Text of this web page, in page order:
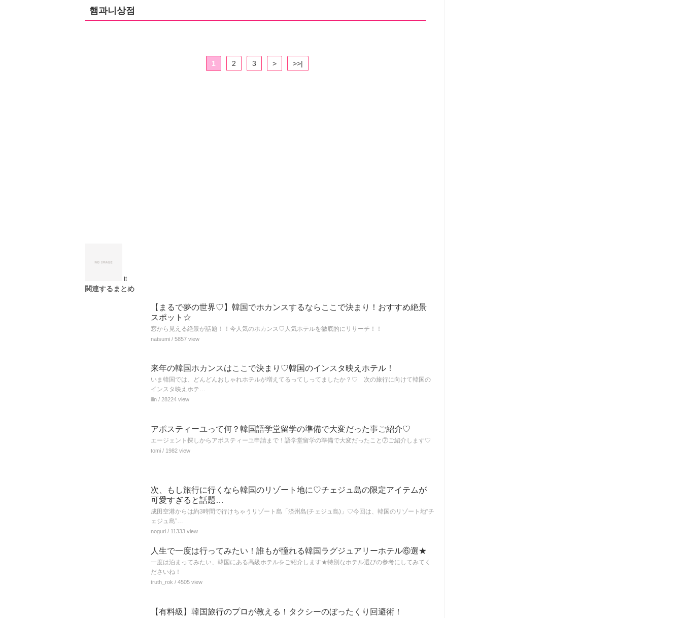
햄과니상점
1 2 3 > >>|
tt
関連するまとめ
【まるで夢の世界♡】韓国でホカンスするならここで決まり！おすすめ絶景
スポット☆
窓から見える絶景が話題！！今人気のホカンス♡人気ホテルを徹底的にリサーチ！！
natsumi / 5857 view
来年の韓国ホカンスはここで決まり♡韓国のインスタ映えホテル！
いま韓国では、どんどんおしゃれホテルが増えてるってしってましたか？♡ 次の旅行に向けて韓国の
インスタ映えホテ…
ilin / 28224 view
アポスティーユって何？韓国語学堂留学の準備で大変だった事ご紹介♡
エージェント探しからアポスティーユ申請まで！語学堂留学の準備で大変だったこと⑦ご紹介します♡
tomi / 1982 view
次、もし旅行に行くなら韓国のリゾート地に♡チェジュ島の限定アイテムが
可愛すぎると話題…
成田空港からは約3時間で行けちゃうリゾート島「済州島(チェジュ島)」♡今回は、韓国のリゾート地“チ
ェジュ島”…
noguri / 11333 view
人生で一度は行ってみたい！誰もが憧れる韓国ラグジュアリーホテル⑥選★
一度は泊まってみたい、韓国にある高級ホテルをご紹介します★特別なホテル選びの参考にしてみてく
ださいね！
truth_rok / 4505 view
【有料級】韓国旅行のプロが教える！タクシーのぼったくり回避術！